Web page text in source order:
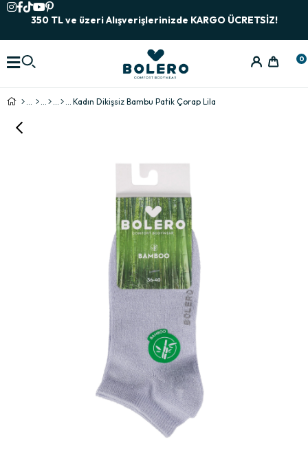
350 TL ve üzeri Alışverişlerinizde KARGO ÜCRETSİZ!
0
Kadın Dikişsiz Bambu Patik Çorap Lila